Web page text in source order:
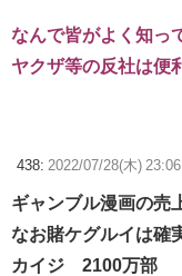
なんで皆がよく知っ
ヤクザ等の反社は便
438: 2022/07/28(木)
ギャンブル漫画の売
なお賭ケグルイは確
カイジ 2100万部